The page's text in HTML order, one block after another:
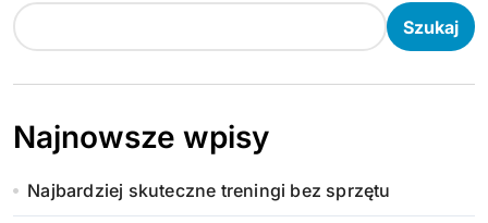
Szukaj
Najnowsze wpisy
Najbardziej skuteczne treningi bez sprzętu